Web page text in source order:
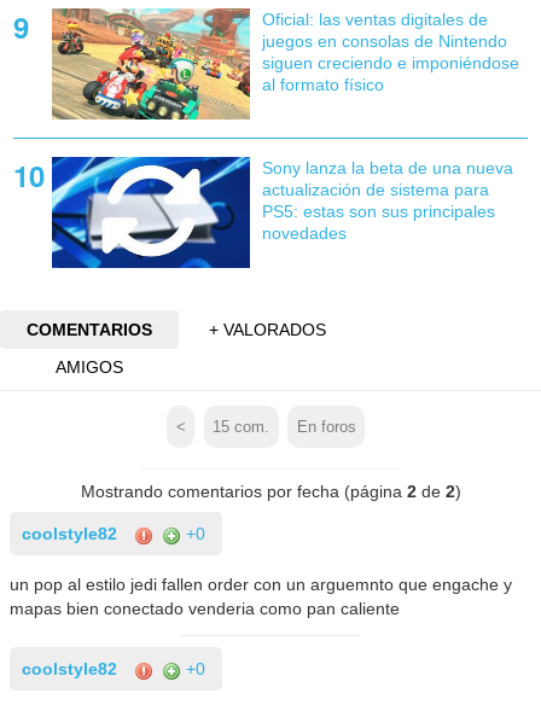
Oficial: las ventas digitales de
juegos en consolas de Nintendo
siguen creciendo e imponiéndose
al formato físico
Sony lanza la beta de una nueva
actualización de sistema para
PS5: estas son sus principales
novedades
COMENTARIOS
+ VALORADOS
AMIGOS
< 15 com. En foros
Mostrando comentarios por fecha (página 2de 2)
coolstyle82 +0
un pop al estilo jedi fallen order con un arguemnto que engache y
mapas bien conectado venderia como pan caliente
coolstyle82 +0